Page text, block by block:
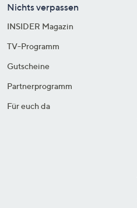
Nichts verpassen
INSIDER Magazin
TV-Programm
Gutscheine
Partnerprogramm
Für euch da